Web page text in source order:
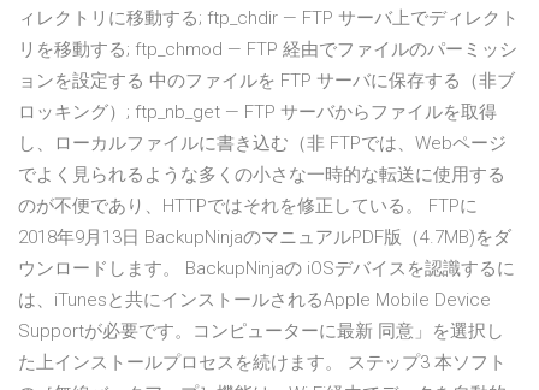
ィレクトリに移動する; ftp_chdir — FTP サーバ上でディレクト
リを移動する; ftp_chmod — FTP 経由でファイルのパーミッシ
ョンを設定する 中のファイルを FTP サーバに保存する（非ブ
ロッキング）; ftp_nb_get — FTP サーバからファイルを取得
し、ローカルファイルに書き込む（非 FTPでは、Webページ
でよく見られるような多くの小さな一時的な転送に使用する
のが不便であり、HTTPではそれを修正している。 FTPに
2018年9月13日 BackupNinjaのマニュアルPDF版（4.7MB)をダ
ウンロードします。 BackupNinjaの iOSデバイスを認識するに
は、iTunesと共にインストールされるApple Mobile Device
Supportが必要です。コンピューターに最新 同意」を選択し
た上インストールプロセスを続けます。 ステップ3 本ソフト